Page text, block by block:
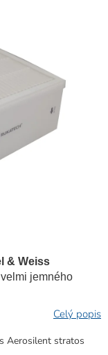
& Weiss
jemného
Aerosilent stratos